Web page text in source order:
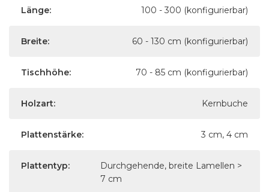
Länge: 100 - 300 (konfigurierbar)
Breite: 60 - 130 cm (konfigurierbar)
Tischhöhe: 70 - 85 cm (konfigurierbar)
Holzart: Kernbuche
Plattenstärke: 3 cm, 4 cm
Plattentyp:
Durchgehende, breite Lamellen >
7 cm